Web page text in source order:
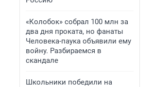
«Колобок» собрал 100 млн за
два дня проката, но фанаты
Человека-паука объявили ему
войну. Разбираемся в
скандале
Школьники победили на